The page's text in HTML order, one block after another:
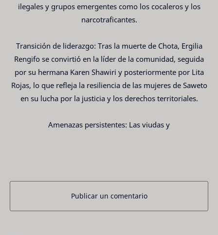
ilegales y grupos emergentes como los cocaleros y los
narcotraficantes.
Transición de liderazgo: Tras la muerte de Chota, Ergilia
Rengifo se convirtió en la líder de la comunidad, seguida
por su hermana Karen Shawiri y posteriormente por Lita
Rojas, lo que refleja la resiliencia de las mujeres de Saweto
en su lucha por la justicia y los derechos territoriales.
Amenazas persistentes: Las viudas y
Publicar un comentario